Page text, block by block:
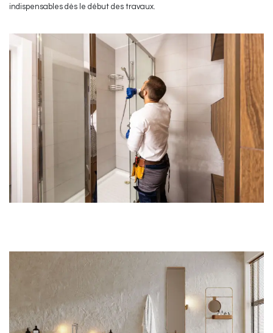
indispensables dès le début des travaux.